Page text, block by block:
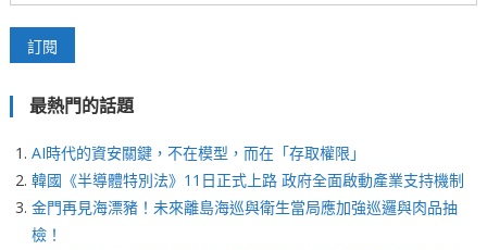
最熱門的話題
AI時代的資安關鍵，不在模型，而在「存取權限」
韓國《半導體特別法》11日正式上路 政府全面啟動產業支持機制
金門再見海漂豬！未來離島海巡與衛生當局應加強巡邏與肉品抽
檢！